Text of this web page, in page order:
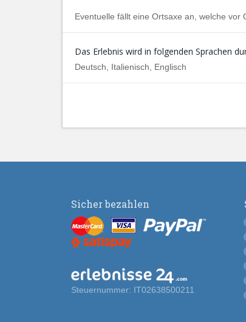
Eventuelle fällt eine Ortsaxe an, welche vor
Das Erlebnis wird in folgenden Sprachen
Deutsch, Italienisch, Englisch
Sicher bezahlen
Steuernummer: IT02638500211